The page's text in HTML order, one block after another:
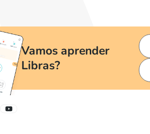
Vamos aprender
Libras?
e fácil de aprender Libras